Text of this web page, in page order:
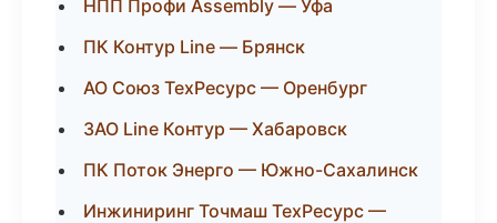
НПП Профи Assembly — Уфа
ПК Контур Line — Брянск
АО Союз ТехРесурс — Оренбург
ЗАО Line Контур — Хабаровск
ПК Поток Энерго — Южно-Сахалинск
Инжиниринг Точмаш ТехРесурс —